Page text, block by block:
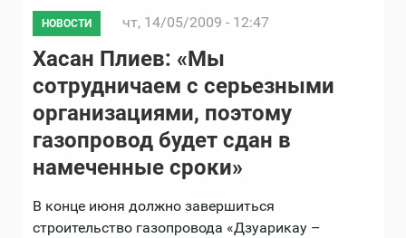
НОВОСТИ чт, 14/05/2009 - 12:47
Хасан Плиев: «Мы
сотрудничаем с серьезными
организациями, поэтому
газопровод будет сдан в
намеченные сроки»
В конце июня должно завершиться
строительство газопровода «Дзуарикау –